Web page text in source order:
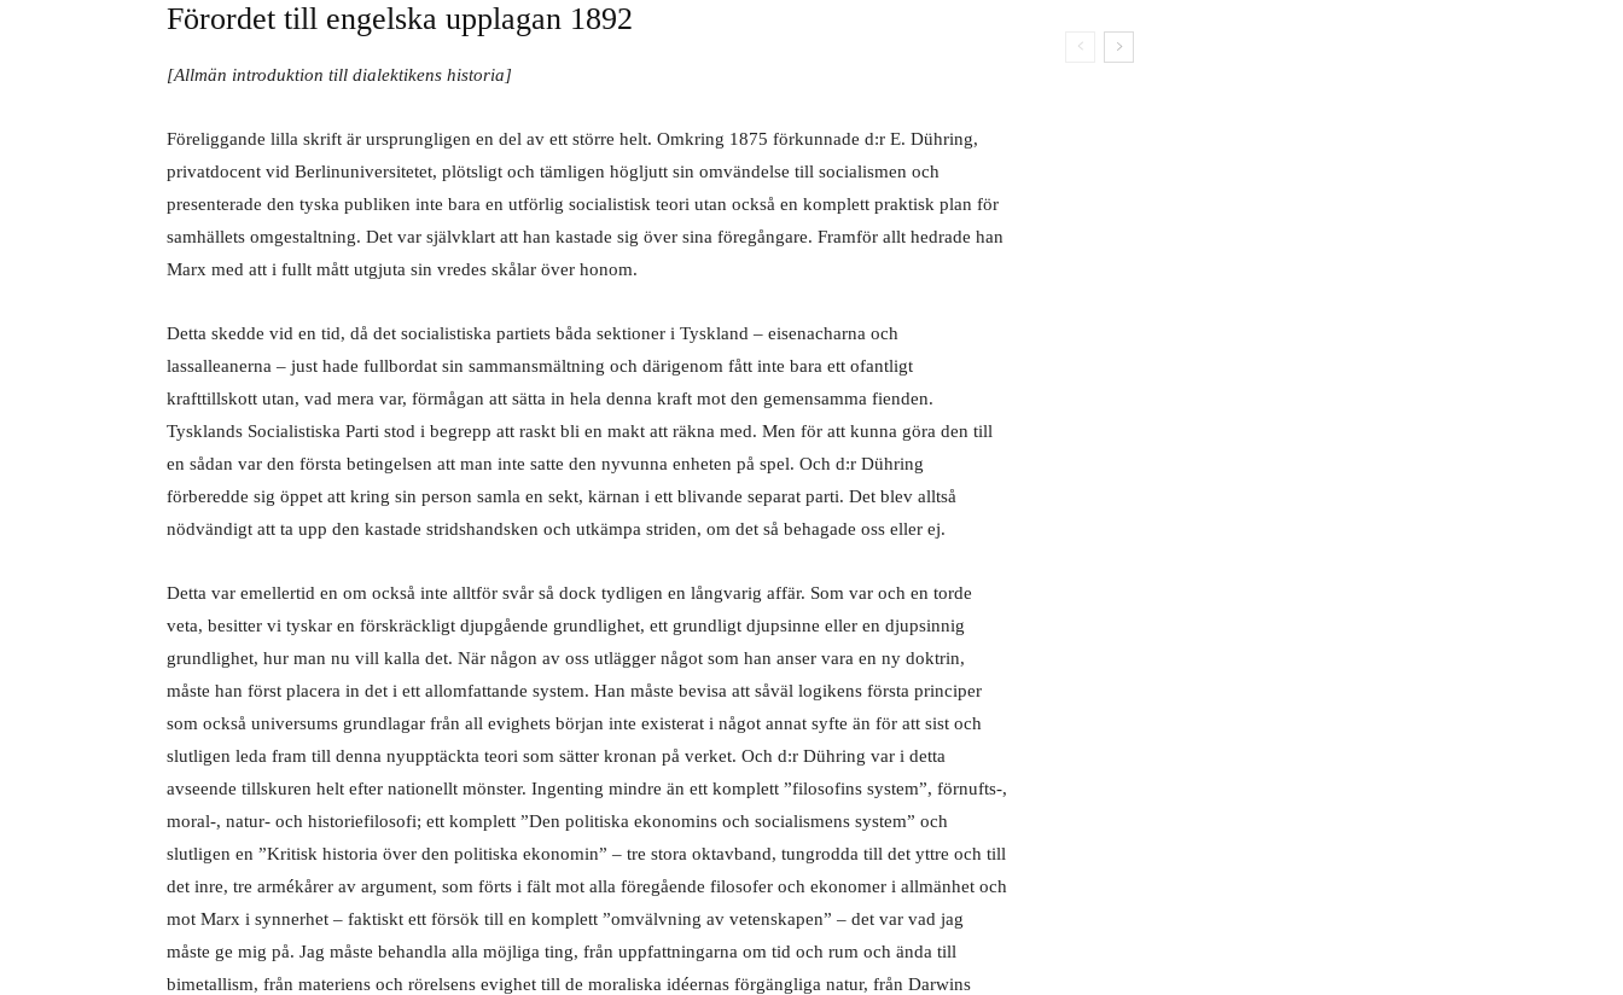
Förordet till engelska upplagan 1892
[Allmän introduktion till dialektikens historia]
Föreliggande lilla skrift är ursprungligen en del av ett större helt. Omkring 1875 förkunnade d:r E. Dühring,
privatdocent vid Berlinuniversitetet, plötsligt och tämligen högljutt sin omvändelse till socialismen och
presenterade den tyska publiken inte bara en utförlig socialistisk teori utan också en komplett praktisk plan för
samhällets omgestaltning. Det var självklart att han kastade sig över sina föregångare. Framför allt hedrade han
Marx med att i fullt mått utgjuta sin vredes skålar över honom.
Detta skedde vid en tid, då det socialistiska partiets båda sektioner i Tyskland – eisenacharna och
lassalleanerna – just hade fullbordat sin sammansmältning och därigenom fått inte bara ett ofantligt
krafttillskott utan, vad mera var, förmågan att sätta in hela denna kraft mot den gemensamma fienden.
Tysklands Socialistiska Parti stod i begrepp att raskt bli en makt att räkna med. Men för att kunna göra den till
en sådan var den första betingelsen att man inte satte den nyvunna enheten på spel. Och d:r Dühring
förberedde sig öppet att kring sin person samla en sekt, kärnan i ett blivande separat parti. Det blev alltså
nödvändigt att ta upp den kastade stridshandsken och utkämpa striden, om det så behagade oss eller ej.
Detta var emellertid en om också inte alltför svår så dock tydligen en långvarig affär. Som var och en torde
veta, besitter vi tyskar en förskräckligt djupgående grundlighet, ett grundligt djupsinne eller en djupsinnig
grundlighet, hur man nu vill kalla det. När någon av oss utlägger något som han anser vara en ny doktrin,
måste han först placera in det i ett allomfattande system. Han måste bevisa att såväl logikens första principer
som också universums grundlagar från all evighets början inte existerat i något annat syfte än för att sist och
slutligen leda fram till denna nyupptäckta teori som sätter kronan på verket. Och d:r Dühring var i detta
avseende tillskuren helt efter nationellt mönster. Ingenting mindre än ett komplett ”filosofins system”, förnufts-,
moral-, natur- och historiefilosofi; ett komplett ”Den politiska ekonomins och socialismens system” och
slutligen en ”Kritisk historia över den politiska ekonomin” – tre stora oktavband, tungrodda till det yttre och till
det inre, tre armékårer av argument, som förts i fält mot alla föregående filosofer och ekonomer i allmänhet och
mot Marx i synnerhet – faktiskt ett försök till en komplett ”omvälvning av vetenskapen” – det var vad jag
måste ge mig på. Jag måste behandla alla möjliga ting, från uppfattningarna om tid och rum och ända till
bimetallism, från materiens och rörelsens evighet till de moraliska idéernas förgängliga natur, från Darwins